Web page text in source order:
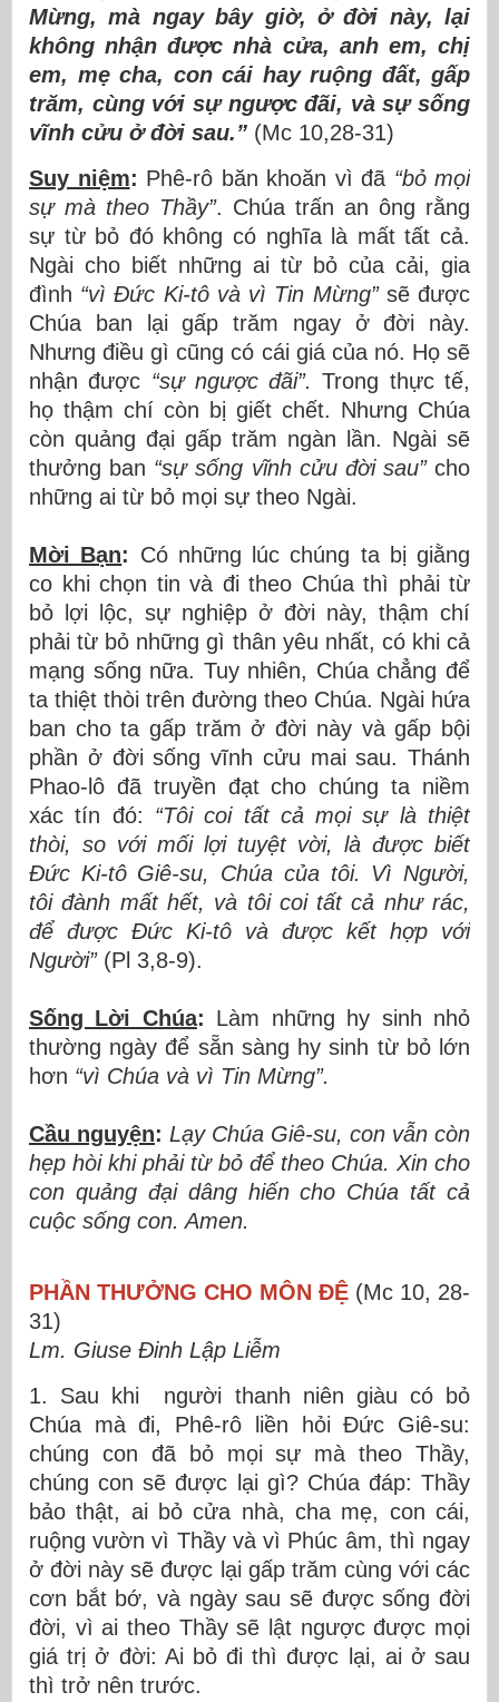
Mừng, mà ngay bây giờ, ở đời này, lại
không nhận được nhà cửa, anh em, chị
em, mẹ cha, con cái hay ruộng đất, gấp
trăm, cùng với sự ngược đãi, và sự sống
vĩnh cửu ở đời sau.” (Mc 10,28-31)
Suy niệm: Phê-rô băn khoăn vì đã “bỏ mọi
sự mà theo Thầy”. Chúa trấn an ông rằng
sự từ bỏ đó không có nghĩa là mất tất cả.
Ngài cho biết những ai từ bỏ của cải, gia
đình “vì Đức Ki-tô và vì Tin Mừng”sẽ được
Chúa ban lại gấp trăm ngay ở đời này.
Nhưng điều gì cũng có cái giá của nó. Họ sẽ
nhận được “sự ngược đãi”.Trong thực tế,
họ thậm chí còn bị giết chết. Nhưng Chúa
còn quảng đại gấp trăm ngàn lần. Ngài sẽ
thưởng ban “sự sống vĩnh cửu đời sau” cho
những ai từ bỏ mọi sự theo Ngài.
Mời Bạn: Có những lúc chúng ta bị giằng
co khi chọn tin và đi theo Chúa thì phải từ
bỏ lợi lộc, sự nghiệp ở đời này, thậm chí
phải từ bỏ những gì thân yêu nhất, có khi cả
mạng sống nữa. Tuy nhiên, Chúa chẳng để
ta thiệt thòi trên đường theo Chúa. Ngài hứa
ban cho ta gấp trăm ở đời này và gấp bội
phần ở đời sống vĩnh cửu mai sau. Thánh
Phao-lô đã truyền đạt cho chúng ta niềm
xác tín đó: “Tôi coi tất cả mọi sự là thiệt
thòi, so với mối lợi tuyệt vời, là được biết
Đức Ki-tô Giê-su, Chúa của tôi. Vì Người,
tôi đành mất hết, và tôi coi tất cả như rác,
để được Đức Ki-tô và được kết hợp với
Người” (Pl 3,8-9).
Sống Lời Chúa: Làm những hy sinh nhỏ
thường ngày để sẵn sàng hy sinh từ bỏ lớn
hơn “vì Chúa và vì Tin Mừng”.
Cầu nguyện: Lạy Chúa Giê-su, con vẫn còn
hẹp hòi khi phải từ bỏ để theo Chúa. Xin cho
con quảng đại dâng hiến cho Chúa tất cả
cuộc sống con. Amen.
PHẦN THƯỞNG CHO MÔN ĐỆ (Mc 10, 28-
31)
Lm. Giuse Đinh Lập Liễm
1. Sau khi người thanh niên giàu có bỏ
Chúa mà đi, Phê-rô liền hỏi Đức Giê-su:
chúng con đã bỏ mọi sự mà theo Thầy,
chúng con sẽ được lại gì? Chúa đáp: Thầy
bảo thật, ai bỏ cửa nhà, cha mẹ, con cái,
ruộng vườn vì Thầy và vì Phúc âm, thì ngay
ở đời này sẽ được lại gấp trăm cùng với các
cơn bắt bớ, và ngày sau sẽ được sống đời
đời, vì ai theo Thầy sẽ lật ngược được mọi
giá trị ở đời: Ai bỏ đi thì được lại, ai ở sau
thì trở nên trước.